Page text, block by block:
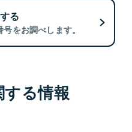
る
をお調べします。
る情報